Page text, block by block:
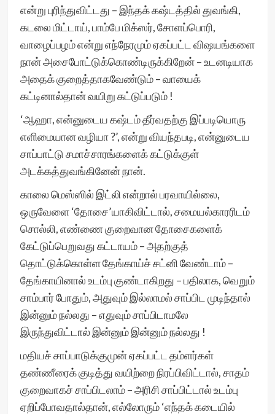
என்று புரிந்துவிட்டது – இந்தக் கஷ்டத்தில் துவங்கி,
கடலை மிட்டாய், பாம்பே மிக்ஸர், சோளப்பொரி,
வாழைப்பழம் என்று எந்நேரமும் ஏகப்பட்ட விஷயங்களை
நான் அசைபோட்டுக்கொண்டிருக்கிறேன் – உடனடியாக
அதைக் குறைத்தாகவேண்டும் – வாயைக்
கட்டினால்தான் வயிறு கட்டுப்படும் !
‘ஆஹா, என்னுடைய கஷ்டம் தீர்வதற்கு இப்படியொரு
எளிமையான வழியா ?’, என்று வியந்தபடி, என்னுடைய
சாப்பாட்டு சமாச்சாரங்களைக் கட்டுக்குள்
அடக்கத்துவங்கினேன் நான்.
காலை மெஸ்ஸில் இட்லி என்றால் பரவாயில்லை,
ஒருவேளை ‘தோசை’யாகிவிட்டால், சமையல்காரரிடம்
சொல்லி, எண்ணை குறைவான தோசைகளைக்
கேட்டுப்பெறுவது கட்டாயம் – அதற்குத்
தொட்டுக்கொள்ள தேங்காய்ச் சட்னி வேண்டாம் –
தேங்காயினால் உடம்பு குண்டாகிறது – பதிலாக, வெறும்
சாம்பார் போதும், அதுவும் இல்லாமல் சாப்பிட முடிந்தால்
இன்னும் நல்லது – எதுவும் சாப்பிடாமலே
இருந்துவிட்டால் இன்னும் இன்னும் நல்லது !
மதியச் சாப்பாடுக்குமுன் ஏகப்பட்ட தம்ளர்கள்
தண்ணீரைக் குடித்து வயிற்றை நிரப்பிவிட்டால், சாதம்
குறைவாகச் சாப்பிடலாம் – அரிசி சாப்பிட்டால் உடம்பு
ஏறிப்போவதால்தான், எல்லோரும் ‘எந்தக் கடையில்